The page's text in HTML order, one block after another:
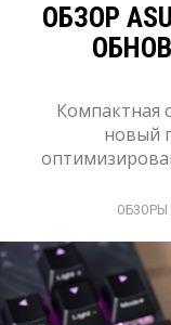
ОБЗОР
Компактная
новый
ОБЗОРЫ